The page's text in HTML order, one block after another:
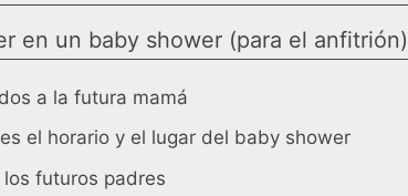
en un baby shower (para el anfitrión)
a la futura mamá
el horario y el lugar del baby shower
futuros padres